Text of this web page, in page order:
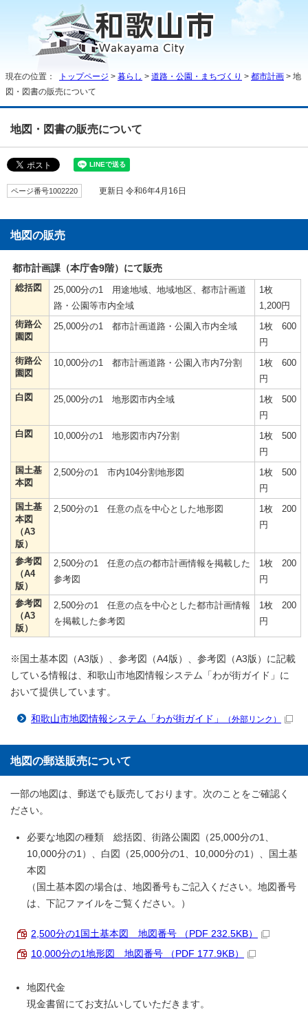
現在の位置： トップページ > 暮らし > 道路・公園・まちづくり > 都市計画 > 地
図・図書の販売について
地図・図書の販売について
ページ番号1002220 更新日 令和6年4月16日
地図の販売
都市計画課（本庁舎9階）にて販売
総括図
25,000分の1 用途地域、地域地区、都市計画道
路・公園等市内全域
1枚
1,200円
街路公
園図
25,000分の1 都市計画道路・公園入市内全域
1枚 600
円
街路公
園図
10,000分の1 都市計画道路・公園入市内7分割
1枚 600
円
白図
25,000分の1 地形図市内全域
1枚 500
円
白図
10,000分の1 地形図市内7分割
1枚 500
円
国土基
本図
2,500分の1 市内104分割地形図
1枚 500
円
国土基
本図
（A3
版）
2,500分の1 任意の点を中心とした地形図
1枚 200
円
参考図
（A4
版）
2,500分の1 任意の点の都市計画情報を掲載した
参考図
1枚 200
円
参考図
（A3
版）
2,500分の1 任意の点を中心とした都市計画情報
を掲載した参考図
1枚 200
円
※国土基本図（A3版）、参考図（A4版）、参考図（A3版）に記載
している情報は、和歌山市地図情報システム「わが街ガイド」に
おいて提供しています。
和歌山市地図情報システム「わが街ガイド」 （外部リンク）
地図の郵送販売について
一部の地図は、郵送でも販売しております。次のことをご確認く
ださい。
必要な地図の種類 総括図、街路公園図（25,000分の1、
10,000分の1）、白図（25,000分の1、10,000分の1）、国土基
本図
（国土基本図の場合は、地図番号もご記入ください。地図番号
は、下記ファイルをご覧ください。）
2,500分の1国土基本図 地図番号 （PDF 232.5KB）
10,000分の1地形図 地図番号 （PDF 177.9KB）
地図代金
現金書留にてお支払いしていただきます。